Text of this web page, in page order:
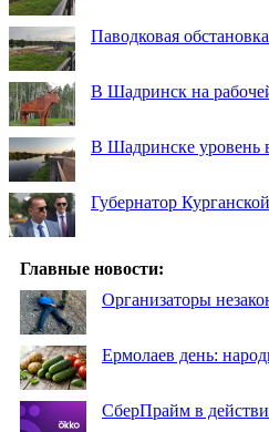
Паводковая
В Шадринск на
В Шадринске уровень
Губернатор
Главные новости:
Организаторы
Ермолаев день:
СберПрайм в